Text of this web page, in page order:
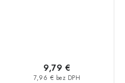
7,96 € bez DPH
9,79 €